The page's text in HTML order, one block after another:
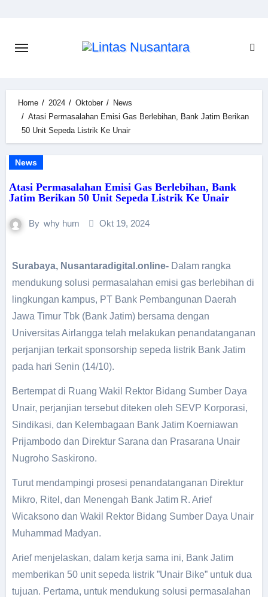
Home 2024 Oktober
News
Atasi Permasalahan Emisi Gas Berlebihan, Bank Jatim Berikan
50 Unit Sepeda Listrik Ke Unair
News
Atasi Permasalahan Emisi Gas Berlebihan, Bank
Jatim Berikan 50 Unit Sepeda Listrik Ke Unair
By why hum Okt 19, 2024
Surabaya, Nusantaradigital.online- Dalam rangka
mendukung solusi permasalahan emisi gas berlebihan di
lingkungan kampus, PT Bank Pembangunan Daerah
Jawa Timur Tbk (Bank Jatim) bersama dengan
Universitas Airlangga telah melakukan penandatanganan
perjanjian terkait sponsorship sepeda listrik Bank Jatim
pada hari Senin (14/10).
Bertempat di Ruang Wakil Rektor Bidang Sumber Daya
Unair, perjanjian tersebut diteken oleh SEVP Korporasi,
Sindikasi, dan Kelembagaan Bank Jatim Koerniawan
Prijambodo dan Direktur Sarana dan Prasarana Unair
Nugroho Saskirono.
Turut mendampingi prosesi penandatanganan Direktur
Mikro, Ritel, dan Menengah Bank Jatim R. Arief
Wicaksono dan Wakil Rektor Bidang Sumber Daya Unair
Muhammad Madyan.
Arief menjelaskan, dalam kerja sama ini, Bank Jatim
memberikan 50 unit sepeda listrik ”Unair Bike” untuk dua
tujuan. Pertama, untuk mendukung solusi permasalahan